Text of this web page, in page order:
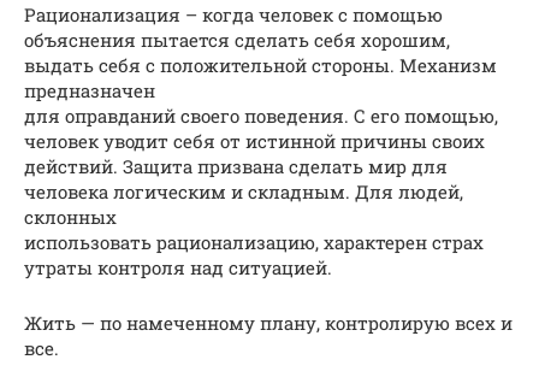
Рационализация – когда человек с помощью
объяснения пытается сделать себя хорошим,
выдать себя с положительной стороны. Механизм
предназначен
для оправданий своего поведения. С его помощью,
человек уводит себя от истинной причины своих
действий. Защита призвана сделать мир для
человека логическим и складным. Для людей,
склонных
использовать рационализацию, характерен страх
утраты контроля над ситуацией.
Жить — по намеченному плану, контролирую всех и
все.